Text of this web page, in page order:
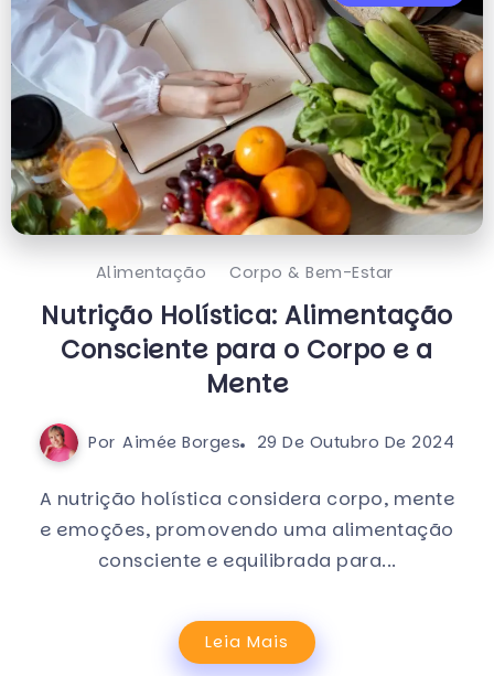
Alimentação Corpo & Bem-Estar
Nutrição Holística: Alimentação
Consciente para o Corpo e a
Mente
Por Aimée Borges 29 De Outubro De 2024
A nutrição holística considera corpo, mente
e emoções, promovendo uma alimentação
consciente e equilibrada para...
Leia Mais